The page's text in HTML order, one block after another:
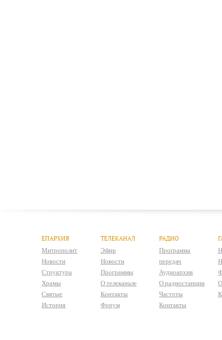
ЕПАРХИЯ
Митрополит
Новости
Структура
Храмы
Святые
История
ТЕЛЕКАНАЛ
Эфир
Новости
Программы
О телеканале
Контакты
Форум
РАДИО
Программа
передач
Аудиоархив
О радиостанции
Частоты
Контакты